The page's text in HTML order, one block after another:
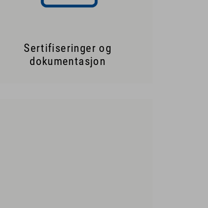
Sertifiseringer og
dokumentasjon